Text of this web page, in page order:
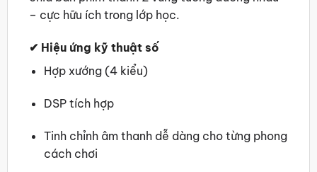
– cực hữu ích trong lớp học.
✔ Hiệu ứng kỹ thuật số
Hợp xướng (4 kiểu)
DSP tích hợp
Tinh chỉnh âm thanh dễ dàng cho từng phong
cách chơi